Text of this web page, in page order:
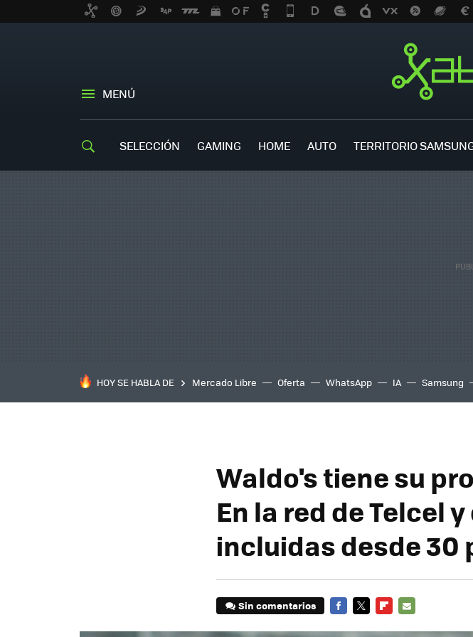
MENÚ
SELECCIÓN GAMING HOME AUTO TERRITORIO
HOY SE HABLA DE Mercado Libre Oferta WhatsApp IA Samsung
Waldo's tiene su
En la red de Telcel
incluidas desde 30
Sin comentarios